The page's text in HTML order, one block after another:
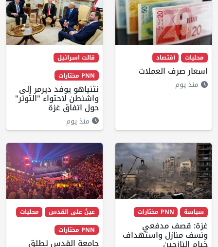
محليات أقتصاد
اسعار صرف العملات
منذ يوم
قالت اسرائيل
PNN مختارات
نتنياهو يوفد ديرمر إلى
واشنطن لاحتواء "التوتر"
حول اتفاق غزة
منذ يوم
سياسة PNN مختارات
غزة: قصف مدفعي
ونسف منازل واستهداف
عينٌ على القدس
محليات
PNN مختارات
جامعة القدس تطلق